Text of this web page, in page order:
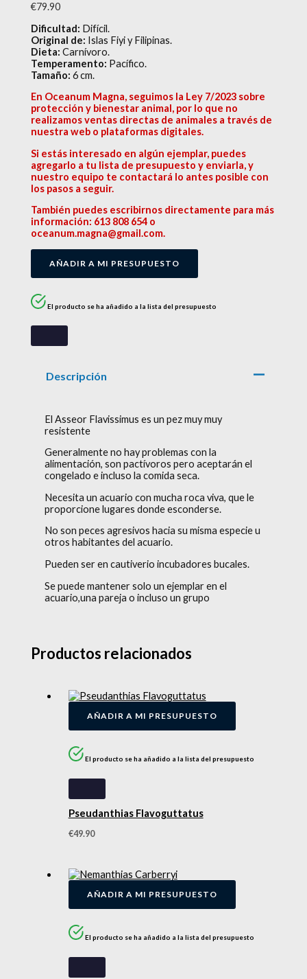
€79.90
Dificultad: Difícil.
Original de: Islas Fiyi y Filipinas.
Dieta: Carnívoro.
Temperamento: Pacífico.
Tamaño: 6 cm.
En Oceanum Magna, seguimos la Ley 7/2023 sobre
protección y bienestar animal, por lo que no
realizamos ventas directas de animales a través de
nuestra web o plataformas digitales.
Si estás interesado en algún ejemplar, puedes
agregarlo a tu lista de presupuesto y enviarla, y
nuestro equipo te contactará lo antes posible con
los pasos a seguir.
También puedes escribirnos directamente para más
información: 613 808 654 o
oceanum.magna@gmail.com.
AÑADIR A MI PRESUPUESTO
El producto se ha añadido a la lista del presupuesto
Descripción
El Asseor Flavissimus es un pez muy muy
resistente
Generalmente no hay problemas con la
alimentación, son pactívoros pero aceptarán el
congelado e incluso la comida seca.
Necesita un acuario con mucha roca viva, que le
proporcione lugares donde esconderse.
No son peces agresivos hacia su misma especie u
otros habitantes del acuario.
Pueden ser en cautiverio incubadores bucales.
Se puede mantener solo un ejemplar en el
acuario,una pareja o incluso un grupo
Productos relacionados
AÑADIR A MI PRESUPUESTO
El producto se ha añadido a la lista del presupuesto
Pseudanthias Flavoguttatus
€49.90
AÑADIR A MI PRESUPUESTO
El producto se ha añadido a la lista del presupuesto